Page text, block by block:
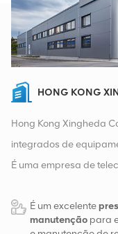
HONG KONG
Hong Kong Xingheda
integrados de
É uma empresa de
empresa possui dois
distribuição de fábrica
É um excelente
manutenção para